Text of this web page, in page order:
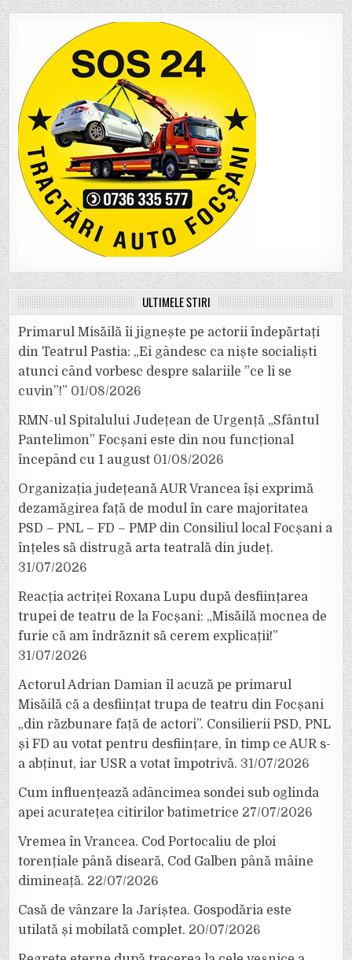
ULTIMELE ȘTIRI
Primarul Misăilă îi jignește pe actorii îndepărtați
din Teatrul Pastia: „Ei gândesc ca niște socialiști
atunci când vorbesc despre salariile ”ce li se
cuvin”!” 01/08/2026
RMN-ul Spitalului Județean de Urgență „Sfântul
Pantelimon” Focșani este din nou funcțional
începând cu 1 august 01/08/2026
Organizația județeană AUR Vrancea își exprimă
dezamăgirea față de modul în care majoritatea
PSD – PNL – FD – PMP din Consiliul local Focșani a
înțeles să distrugă arta teatrală din județ.
31/07/2026
Reacția actriței Roxana Lupu după desființarea
trupei de teatru de la Focșani: „Misăilă mocnea de
furie că am îndrăznit să cerem explicații!”
31/07/2026
Actorul Adrian Damian îl acuză pe primarul
Misăilă că a desființat trupa de teatru din Focșani
„din răzbunare față de actori”. Consilierii PSD, PNL
și FD au votat pentru desființare, în timp ce AUR s-
a abținut, iar USR a votat împotrivă. 31/07/2026
Cum influențează adâncimea sondei sub oglinda
apei acuratețea citirilor batimetrice 27/07/2026
Vremea în Vrancea. Cod Portocaliu de ploi
torențiale până diseară, Cod Galben până mâine
dimineață. 22/07/2026
Casă de vânzare la Jariștea. Gospodăria este
utilată și mobilată complet. 20/07/2026